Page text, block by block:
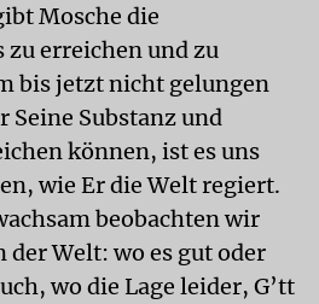
Mosche die
erreichen und zu
bis jetzt nicht gelungen
Seine Substanz und
können, ist es uns
wie Er die Welt regiert.
beobachten wir
der Welt: wo es gut oder
wo die Lage leider, G’tt